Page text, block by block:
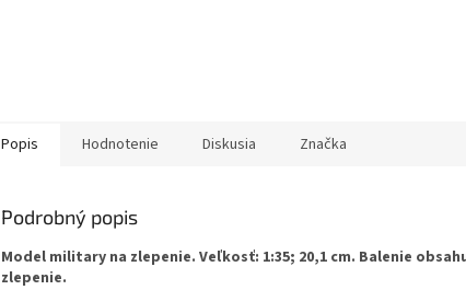
Popis Hodnotenie Diskusia Značka
Podrobný popis
Model military na zlepenie. Veľkosť: 1:35; 20,1 cm. Balenie
zlepenie.